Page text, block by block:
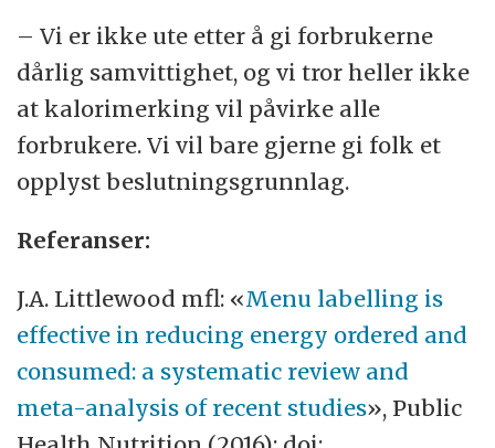
– Vi er ikke ute etter å gi forbrukerne
dårlig samvittighet, og vi tror heller ikke
at kalorimerking vil påvirke alle
forbrukere. Vi vil bare gjerne gi folk et
opplyst beslutningsgrunnlag.
Referanser:
J.A. Littlewood mfl: «Menu labelling is
effective in reducing energy ordered and
consumed: a systematic review and
meta-analysis of recent studies», Public